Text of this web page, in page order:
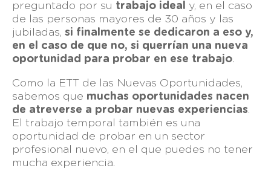
preguntado por su trabajo ideal y, en el caso
de las personas mayores de 30 años y las
jubiladas, si finalmente se dedicaron a eso y,
en el caso de que no, si querrían una nueva
oportunidad para probar en ese trabajo.
Como la ETT de las Nuevas Oportunidades,
sabemos que muchas oportunidades nacen
de atreverse a probar nuevas experiencias.
El trabajo temporal también es una
oportunidad de probar en un sector
profesional nuevo, en el que puedes no tener
mucha experiencia.